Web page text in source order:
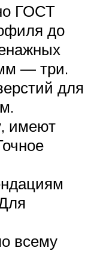
ГОСТ
до
— три.
для
имеют
всему